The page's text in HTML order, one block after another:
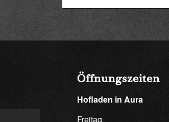
Öffnungszeiten
Hofladen in Aura
Freitag